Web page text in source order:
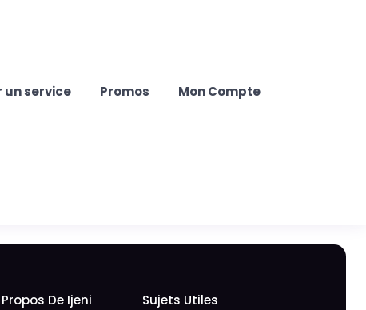
un service Promos Mon Compte
De Ijeni
Sujets Utiles